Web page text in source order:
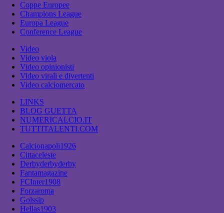
Coppe Europee
Champions League
Europa League
Conference League
Video
Video viola
Video opinionisti
Video virali e divertenti
Video calciomercato
LINKS
BLOG GUETTA
NUMERICALCIO.IT
TUTTITALENTI.COM
Calcionapoli1926
Cittaceleste
Derbyderbyderby
Fantamagazine
FCInter1908
Forzaroma
Golssip
Hellas1903